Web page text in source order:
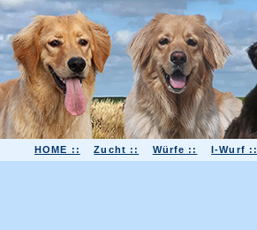
HOME :: Zucht :: Würfe :: I-Wurf ::